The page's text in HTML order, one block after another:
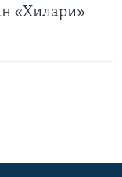
«Хилари»